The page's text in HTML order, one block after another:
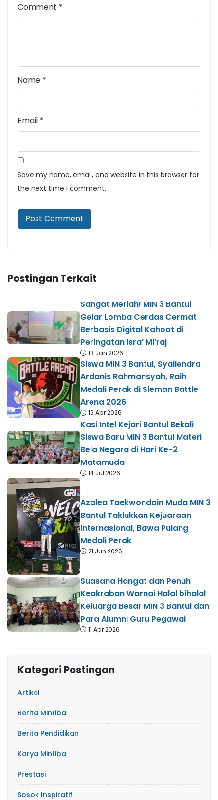
Comment *
Name *
Email *
Save my name, email, and website in this browser for
the next time I comment.
Postingan Terkait
Sangat Meriah! MIN 3 Bantul
Gelar Lomba Cerdas Cermat
Berbasis Digital Kahoot di
Peringatan Isra’ Mi’raj
13 Jan 2026
Siswa MIN 3 Bantul, Syailendra
Ardanis Rahmansyah, Raih
Medali Perak di Sleman Battle
Arena 2026
19 Apr 2026
Kasi Intel Kejari Bantul Bekali
Siswa Baru MIN 3 Bantul Materi
Bela Negara di Hari Ke-2
Matamuda
14 Jul 2026
Azalea Taekwondoin Muda MIN 3
Bantul Taklukkan Kejuaraan
Internasional, Bawa Pulang
Medali Perak
21 Jun 2026
Suasana Hangat dan Penuh
Keakraban Warnai Halal bihalal
Keluarga Besar MIN 3 Bantul dan
Para Alumni Guru Pegawai
11 Apr 2026
Kategori Postingan
Artikel
Berita Mintiba
Berita Pendidikan
Karya Mintiba
Prestasi
Sosok Inspiratif